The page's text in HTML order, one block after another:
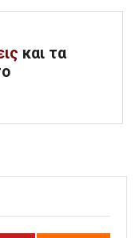
και τα